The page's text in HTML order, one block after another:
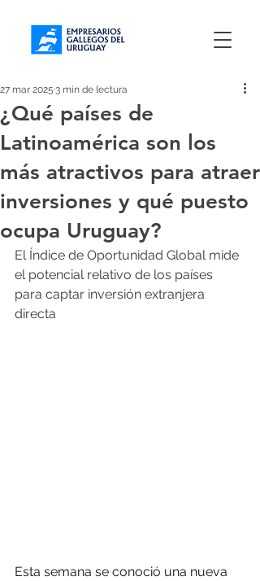
¿Qué países de
Latinoamérica son los
más atractivos para atraer
inversiones y qué puesto
ocupa Uruguay?
27 mar 2025 3 min de lectura
El Índice de Oportunidad Global mide
el potencial relativo de los países
para captar inversión extranjera
directa
Esta semana se conoció una nueva